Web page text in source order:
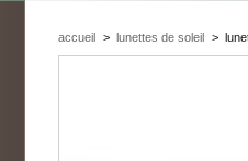
accueil > lunettes de soleil >